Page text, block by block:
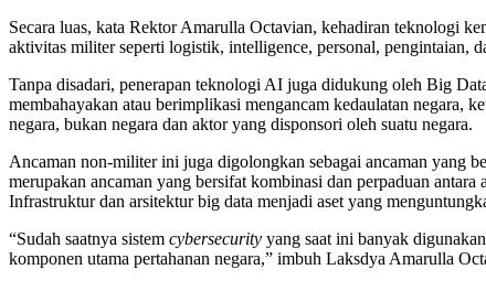
Secara luas, kata Rektor Amarulla Octavian, kehadiran teknologi
aktivitas militer seperti logistik, intelligence, personal, pengintaian,
Tanpa disadari, penerapan teknologi AI juga didukung oleh Big
membahayakan atau berimplikasi mengancam kedaulatan negara,
negara, bukan negara dan aktor yang disponsori oleh suatu negara.
Ancaman non-militer ini juga digolongkan sebagai ancaman yang
merupakan ancaman yang bersifat kombinasi dan perpaduan
Infrastruktur dan arsitektur big data menjadi aset yang
“Sudah saatnya sistem cybersecurity yang saat ini banyak
komponen utama pertahanan negara,” imbuh Laksdya Amarulla